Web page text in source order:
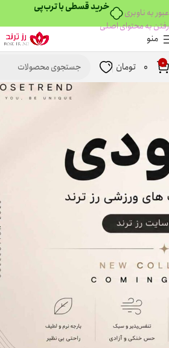
خرید قسطی با ترب‌پی
عبور به ناوبری
رفتن به محتوای اصلی
منو
0
0 تومان